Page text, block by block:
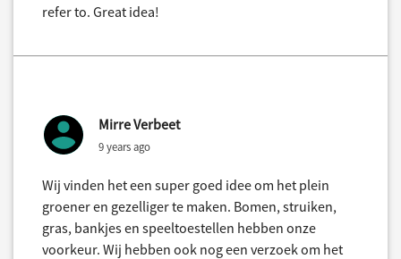
refer to. Great idea!
Mirre Verbeet
9 years ago
Wij vinden het een super goed idee om het plein
groener en gezelliger te maken. Bomen, struiken,
gras, bankjes en speeltoestellen hebben onze
voorkeur. Wij hebben ook nog een verzoek om het